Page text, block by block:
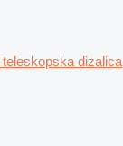
dizalica